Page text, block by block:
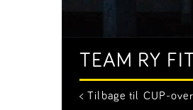
TEAM RY
< Tilbage til CUP-